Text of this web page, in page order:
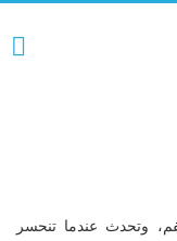
وتحدث عندما تنحسر